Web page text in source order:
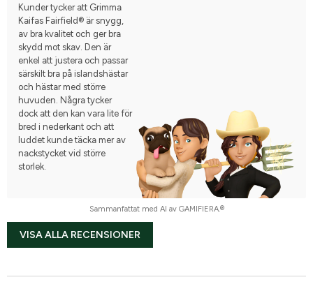
Kunder tycker att Grimma
Kaifas Fairfield® är snygg,
av bra kvalitet och ger bra
skydd mot skav. Den är
enkel att justera och passar
särskilt bra på islandshästar
och hästar med större
huvuden. Några tycker
dock att den kan vara lite för
bred i nederkant och att
luddet kunde täcka mer av
nackstycket vid större
storlek.
Sammanfattat med AI av GAMIFIERA.®
VISA ALLA RECENSIONER